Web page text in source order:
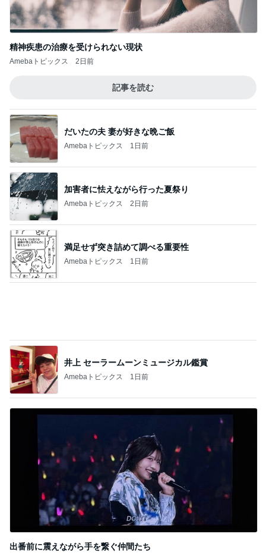
だいたの夫 妻が好きな晩ご飯
Amebaトピックス 1日前
Amebaトピックス 2日前
満足せず突き詰めて調べる重要性
Amebaトピックス 1日前
井上 セーラームーンミュージカル鑑賞
Amebaトピックス 1日前
出番前に震えながら手を繋ぐ仲間たち
Amebaトピックス
記事を読む
クロ 8歳になった愛しの一人娘
Amebaトピックス 1日前
ジャンル人気記事ランキング
筋トレ・ジム